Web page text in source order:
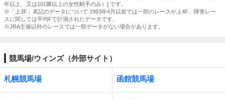
年以上、又は101勝以上の女性騎手のみ）] です。
※「上3F」表記のデータについて 1993年4月以前では一部のレースが上4F、障害レー
スに関しては平均Fで計測されたデータです。
※JRA主催以外のレースでは一部データがない場合があります。
競馬場/ウィンズ（外部サイト）
札幌競馬場 函館競馬場